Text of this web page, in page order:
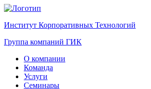
Институт Корпоративных Технологий
Группа компаний ГИК
О компании
Команда
Услуги
Семинары